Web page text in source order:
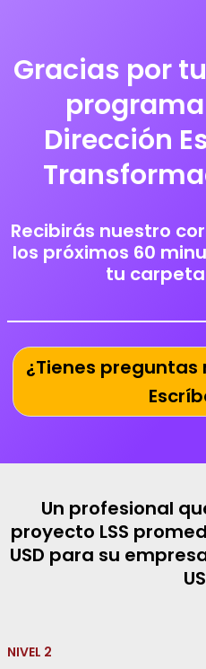
al
Gracias por
Dirección
Recibirás nuestro
los próximos 60
tu
¿Tienes
Un profesional
proyecto LSS
USD para su
NIVEL 2